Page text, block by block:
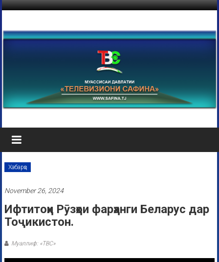
Хабарҳо
November 26, 2024
Ифтитоҳи Рӯзҳои фарҳанги Беларус дар
Тоҷикистон.
Муаллиф: «ТВС»